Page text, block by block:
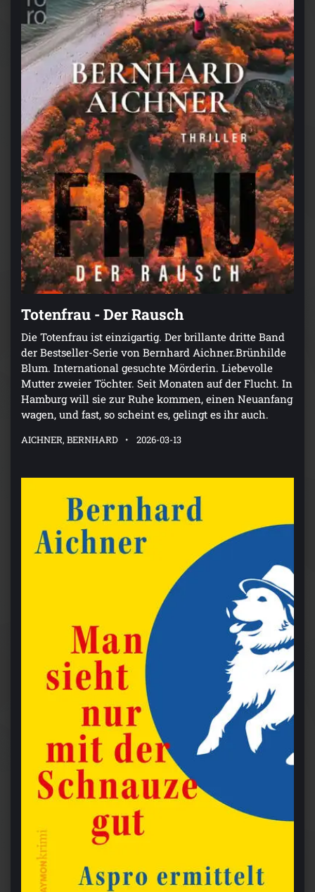
Totenfrau - Der Rausch
Die Totenfrau ist einzigartig. Der brillante dritte Band
der Bestseller-Serie von Bernhard Aichner.Brünhilde
Blum. International gesuchte Mörderin. Liebevolle
Mutter zweier Töchter. Seit Monaten auf der Flucht. In
Hamburg will sie zur Ruhe kommen, einen Neuanfang
wagen, und fast, so scheint es, gelingt es ihr auch.
AICHNER, BERNHARD 2026-03-13